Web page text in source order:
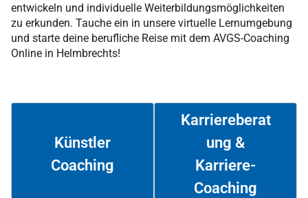
entwickeln und individuelle Weiterbildungsmöglichkeiten
zu erkunden. Tauche ein in unsere virtuelle Lernumgebung
und starte deine berufliche Reise mit dem AVGS-Coaching
Online in Helmbrechts!
Künstler
Coaching
Weiterlesen
Karriereberat
ung &
Karriere-
Coaching
Weiterlesen